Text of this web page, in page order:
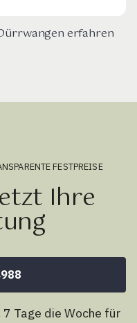
erfahren
FESTPREISE
Ihre
Tage die Woche für